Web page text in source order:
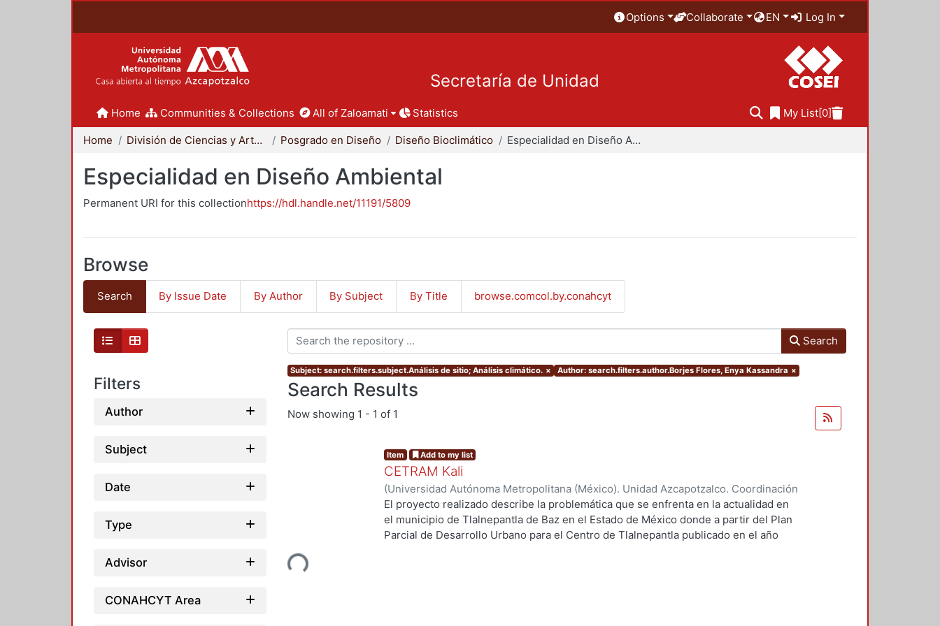
Options Collaborate EN Log In
Secretaría de Unidad
Home Communities & Collections All of Zaloamati Statistics My List[0]
Home División de Ciencias y Artes para el Diseño Posgrado en Diseño Diseño Bioclimático Especialidad en Diseño Ambiental
Especialidad en Diseño Ambiental
Permanent URI for this collectionhttps://hdl.handle.net/11191/5809
Browse
Search By Issue Date By Author By Subject By Title browse.comcol.by.conahcyt
Filters
Author
Subject
Date
Type
Advisor
CONAHCYT Area
Search
Subject: search.filters.subject.Análisis de sitio; Análisis climático. × Author: search.filters.author.Borjes Flores, Enya Kassandra ×
Search Results
Now showing 1 - 1 of 1
Loading...
Item Add to my list
CETRAM Kali
(Universidad Autónoma Metropolitana (México). Unidad Azcapotzalco. Coordinación
de Servicios de Información.,2018-09)Borjes Flores, Enya Kassandra;Díaz
Domínguez, Luis Enrique
El proyecto realizado describe la problemática que se enfrenta en la actualidad en
el municipio de Tlalnepantla de Baz en el Estado de México donde a partir del Plan
Parcial de Desarrollo Urbano para el Centro de Tlalnepantla publicado en el año